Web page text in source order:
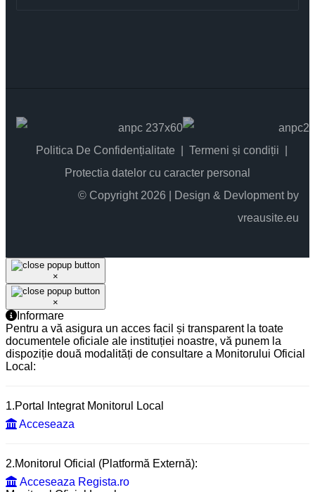
Politica De Confidențialitate
Termeni și condiții
Protectia datelor cu caracter personal
© Copyright 2026 | Design & Devlopment by
vreausite.eu
×
×
Informare
Pentru a vă asigura un acces facil și transparent la toate
documentele oficiale ale instituției noastre, vă punem la
dispoziție două modalități de consultare a Monitorului Oficial
Local:
1.Portal Integrat Monitorul Local
Acceseaza
2.Monitorul Oficial (Platformă Externă):
Acceseaza Regista.ro